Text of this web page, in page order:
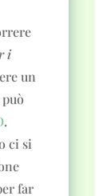
i
un
.
ci si
far